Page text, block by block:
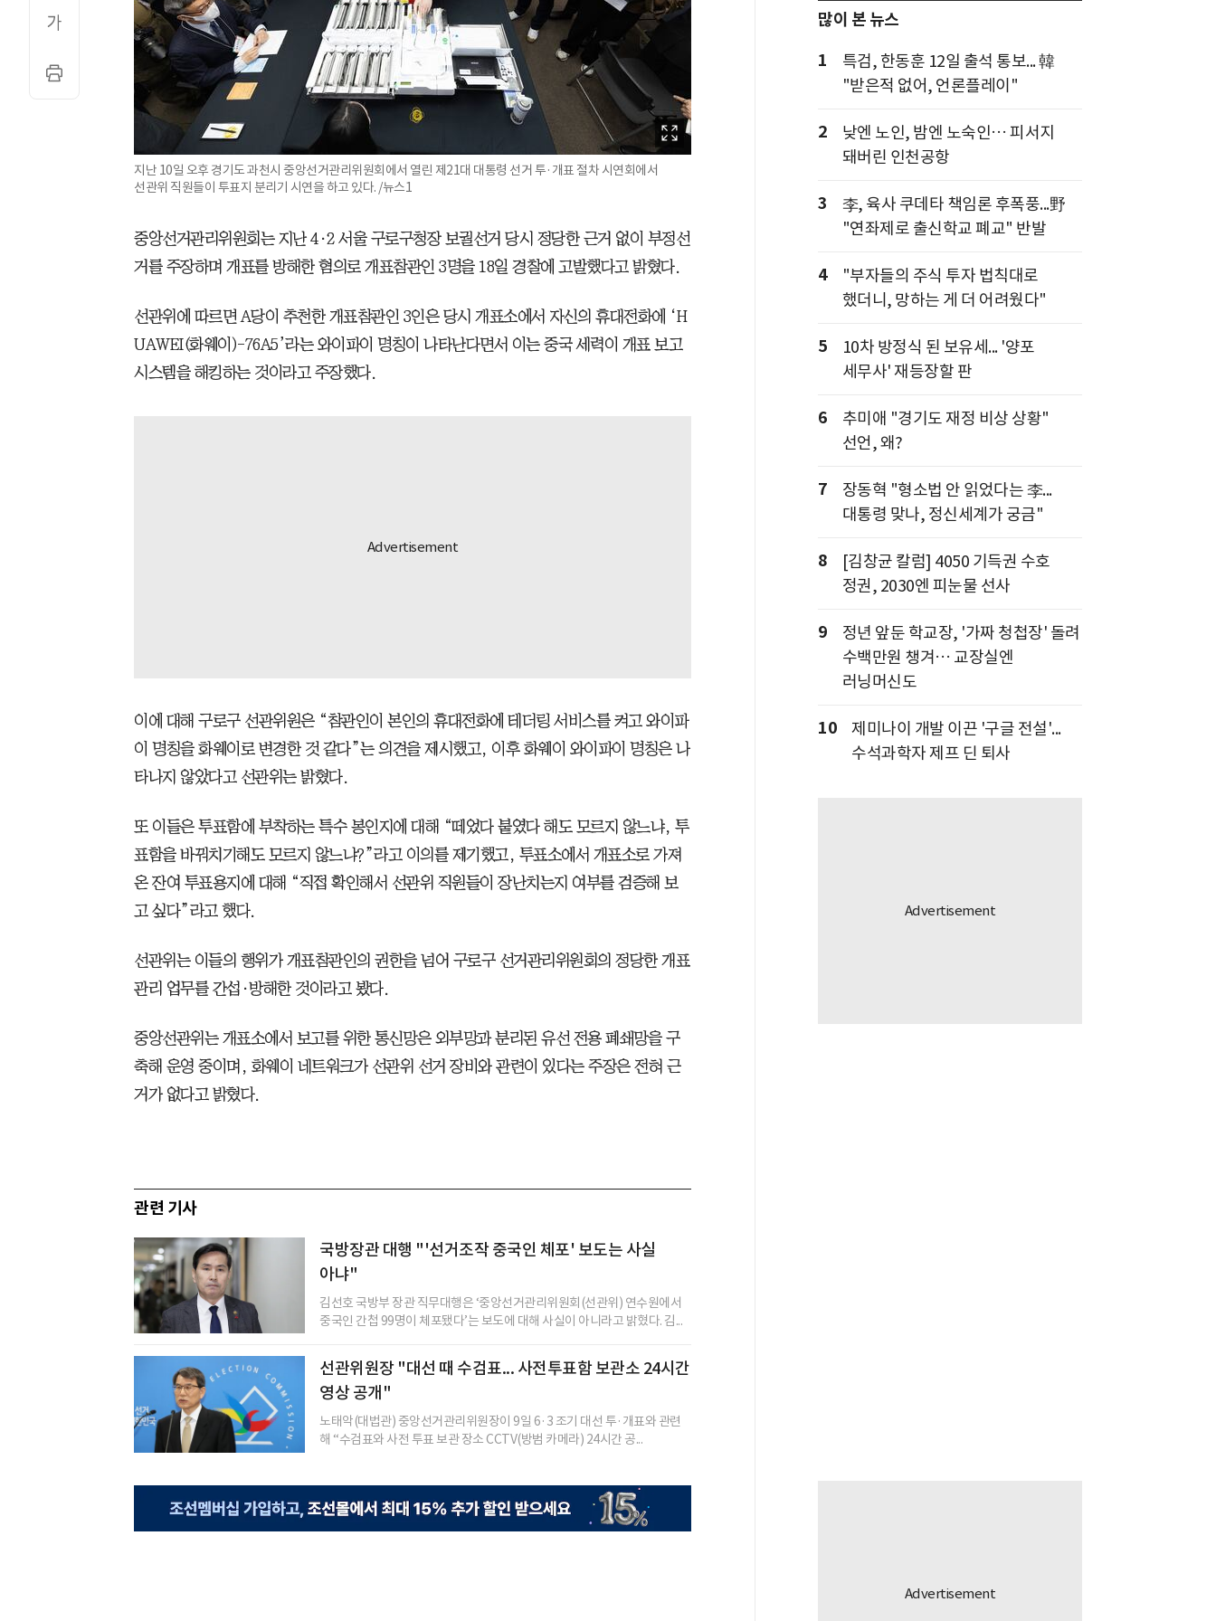
지난 10일 오후 경기도 과천시 중앙선거관리위원회에서 열린 제21대 대통령 선거 투·개표 절차 시연회에서
선관위 직원들이 투표지 분리기 시연을 하고 있다. /뉴스1
중앙선거관리위원회는 지난 4·2 서울 구로구청장 보궐선거 당시 정당한 근거 없이 부정선
거를 주장하며 개표를 방해한 혐의로 개표참관인 3명을 18일 경찰에 고발했다고 밝혔다.
선관위에 따르면 A당이 추천한 개표참관인 3인은 당시 개표소에서 자신의 휴대전화에 ‘H
UAWEI(화웨이)-76A5’라는 와이파이 명칭이 나타난다면서 이는 중국 세력이 개표 보고
시스템을 해킹하는 것이라고 주장했다.
이에 대해 구로구 선관위원은 “참관인이 본인의 휴대전화에 테더링 서비스를 켜고 와이파
이 명칭을 화웨이로 변경한 것 같다”는 의견을 제시했고, 이후 화웨이 와이파이 명칭은 나
타나지 않았다고 선관위는 밝혔다.
또 이들은 투표함에 부착하는 특수 봉인지에 대해 “떼었다 붙였다 해도 모르지 않느냐, 투
표함을 바꿔치기해도 모르지 않느냐?”라고 이의를 제기했고, 투표소에서 개표소로 가져
온 잔여 투표용지에 대해 “직접 확인해서 선관위 직원들이 장난치는지 여부를 검증해 보
고 싶다”라고 했다.
선관위는 이들의 행위가 개표참관인의 권한을 넘어 구로구 선거관리위원회의 정당한 개표
관리 업무를 간섭·방해한 것이라고 봤다.
중앙선관위는 개표소에서 보고를 위한 통신망은 외부망과 분리된 유선 전용 폐쇄망을 구
축해 운영 중이며, 화웨이 네트워크가 선관위 선거 장비와 관련이 있다는 주장은 전혀 근
거가 없다고 밝혔다.
관련 기사
국방장관 대행 "'선거조작 중국인 체포' 보도는 사실
아냐"
김선호 국방부 장관 직무대행은 ‘중앙선거관리위원회(선관위) 연수원에서
중국인 간첩 99명이 체포됐다’는 보도에 대해 사실이 아니라고 밝혔다. 김...
선관위원장 "대선 때 수검표... 사전투표함 보관소 24시간
영상 공개"
노태악(대법관) 중앙선거관리위원장이 9일 6·3 조기 대선 투·개표와 관련
해 “수검표와 사전 투표 보관 장소 CCTV(방범 카메라) 24시간 공...
많이 본 뉴스
1
특검, 한동훈 12일 출석 통보... 韓
"받은적 없어, 언론플레이"
2
낮엔 노인, 밤엔 노숙인… 피서지
돼버린 인천공항
3
李, 육사 쿠데타 책임론 후폭풍...野
"연좌제로 출신학교 폐교" 반발
4
"부자들의 주식 투자 법칙대로
했더니, 망하는 게 더 어려웠다"
5
10차 방정식 된 보유세... '양포
세무사' 재등장할 판
6
추미애 "경기도 재정 비상 상황"
선언, 왜?
7
장동혁 "형소법 안 읽었다는 李...
대통령 맞나, 정신세계가 궁금"
8
[김창균 칼럼] 4050 기득권 수호
정권, 2030엔 피눈물 선사
9
정년 앞둔 학교장, '가짜 청첩장' 돌려
수백만원 챙겨… 교장실엔
러닝머신도
10
제미나이 개발 이끈 '구글 전설'...
수석과학자 제프 딘 퇴사